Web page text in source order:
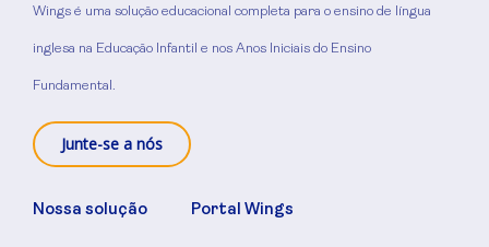
Wings é uma solução educacional completa para o ensino de língua
inglesa na Educação Infantil e nos Anos Iniciais do Ensino
Fundamental.
Junte-se a nós
Nossa solução Portal Wings